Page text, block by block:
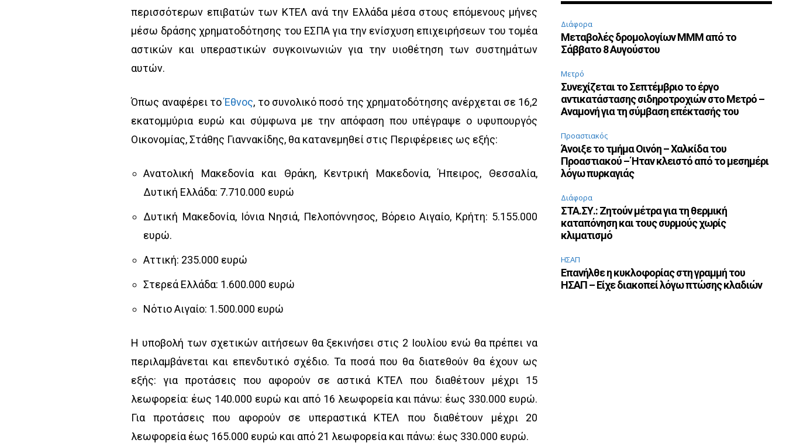
περισσότερων επιβατών των ΚΤΕΛ ανά την Ελλάδα μέσα στους επόμενους μήνες
μέσω δράσης χρηματοδότησης του ΕΣΠΑ για την ενίσχυση επιχειρήσεων του τομέα
αστικών και υπεραστικών συγκοινωνιών για την υιοθέτηση των συστημάτων
αυτών.
Όπως αναφέρει τοΈθνος, το συνολικό ποσό της χρηματοδότησης ανέρχεται σε 16,2
εκατομμύρια ευρώ και σύμφωνα με την απόφαση που υπέγραψε ο υφυπουργός
Οικονομίας, Στάθης Γιαννακίδης, θα κατανεμηθεί στις Περιφέρειες ως εξής:
Ανατολική Μακεδονία και Θράκη, Κεντρική Μακεδονία, Ήπειρος, Θεσσαλία,
Δυτική Ελλάδα: 7.710.000 ευρώ
Δυτική Μακεδονία, Ιόνια Νησιά, Πελοπόννησος, Βόρειο Αιγαίο, Κρήτη: 5.155.000
ευρώ.
Αττική: 235.000 ευρώ
Στερεά Ελλάδα: 1.600.000 ευρώ
Νότιο Αιγαίο: 1.500.000 ευρώ
Η υποβολή των σχετικών αιτήσεων θα ξεκινήσει στις 2 Ιουλίου ενώ θα πρέπει να
περιλαμβάνεται και επενδυτικό σχέδιο. Τα ποσά που θα διατεθούν θα έχουν ως
εξής: για προτάσεις που αφορούν σε αστικά ΚΤΕΛ που διαθέτουν μέχρι 15
λεωφορεία: έως 140.000 ευρώ και από 16 λεωφορεία και πάνω: έως 330.000 ευρώ.
Για προτάσεις που αφορούν σε υπεραστικά ΚΤΕΛ που διαθέτουν μέχρι 20
λεωφορεία έως 165.000 ευρώ και από 21 λεωφορεία και πάνω: έως 330.000 ευρώ.
Διάφορα
Μεταβολές δρομολογίων ΜΜΜ από το
Σάββατο 8 Αυγούστου
Μετρό
Συνεχίζεται το Σεπτέμβριο το έργο
αντικατάστασης σιδηροτροχιών στο Μετρό –
Αναμονή για τη σύμβαση επέκτασής του
Προαστιακός
Άνοιξε το τμήμα Οινόη – Χαλκίδα του
Προαστιακού – Ήταν κλειστό από το μεσημέρι
λόγω πυρκαγιάς
Διάφορα
ΣΤΑ.ΣΥ.: Ζητούν μέτρα για τη θερμική
καταπόνηση και τους συρμούς χωρίς
κλιματισμό
ΗΣΑΠ
Επανήλθε η κυκλοφορίας στη γραμμή του
ΗΣΑΠ – Είχε διακοπεί λόγω πτώσης κλαδιών